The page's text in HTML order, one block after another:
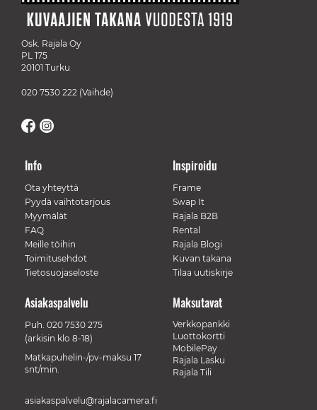
Osk. Rajala Oy
PL 175
20101 Turku
020 7530 222 (Vaihde)
Info
Ota yhteyttä
Pyydä vaihtotarjous
Myymälät
FAQ
Meille töihin
Toimitusehdot
Tietosuojaseloste
Inspiroidu
Frame
Swap It
Rajala B2B
Rental
Rajala Blogi
Kuvan takana
Tilaa uutiskirje
Maksutavat
Verkkopankki
Luottokortti
MobilePay
Rajala Lasku
Rajala Tili
Asiakaspalvelu
Puh. 020 7530 275
(arkisin klo 8-18)
Matkapuhelin-/pv-maksu 17
snt/min.
asiakaspalvelu@rajalacamera.fi